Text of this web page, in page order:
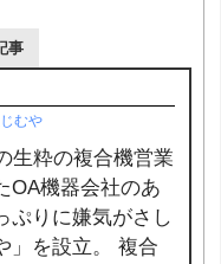
事
むや
生粋の複合機営業
OA機器会社のあ
ぷりに嫌気がさし
」を設立。 複合